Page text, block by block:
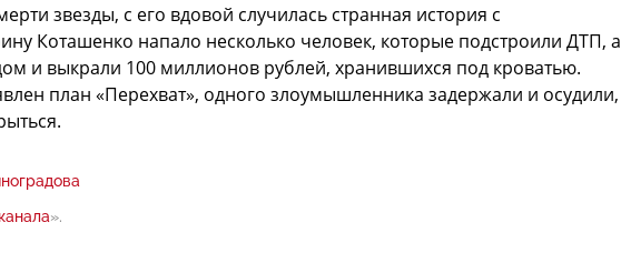
звезды, с его вдовой случилась странная история с
Коташенко напало несколько человек, которые подстроили ДТП, а
и выкрали 100 миллионов рублей, хранившихся под кроватью.
план «Перехват», одного злоумышленника задержали и осудили,
».